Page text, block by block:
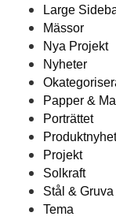
Large
Mässor
Nya Projekt
Nyheter
Papper &
Porträttet
Projekt
Solkraft
Stål & Gruva
Tema